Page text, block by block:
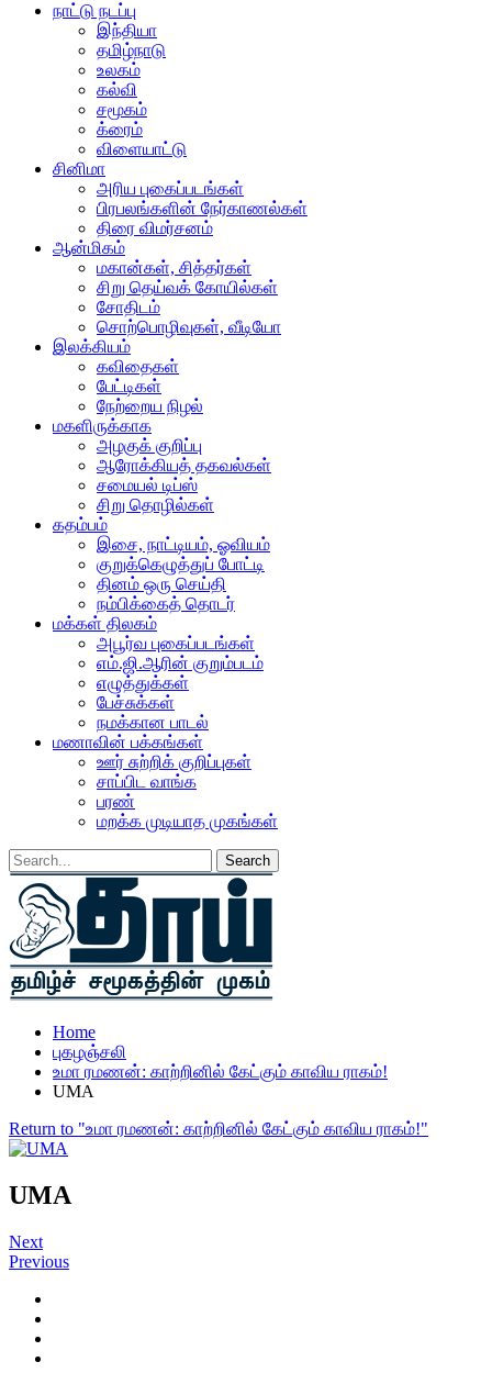
நாட்டு நடப்பு
இந்தியா
தமிழ்நாடு
உலகம்
கல்வி
சமூகம்
க்ரைம்
விளையாட்டு
சினிமா
அரிய புகைப்படங்கள்
பிரபலங்களின் நேர்காணல்கள்
திரை விமர்சனம்
ஆன்மிகம்
மகான்கள், சித்தர்கள்
சிறு தெய்வக் கோயில்கள்
சோதிடம்
சொற்பொழிவுகள், வீடியோ
இலக்கியம்
கவிதைகள்
பேட்டிகள்
நேற்றைய நிழல்
மகளிருக்காக
அழகுக் குறிப்பு
ஆரோக்கியத் தகவல்கள்
சமையல் டிப்ஸ்
சிறு தொழில்கள்
கதம்பம்
இசை, நாட்டியம், ஓவியம்
குறுக்கெழுத்துப் போட்டி
தினம் ஒரு செய்தி
நம்பிக்கைத் தொடர்
மக்கள் திலகம்
அபூர்வ புகைப்படங்கள்
எம்.ஜி.ஆரின் குறும்படம்
எழுத்துக்கள்
பேச்சுக்கள்
நமக்கான பாடல்
மணாவின் பக்கங்கள்
ஊர் சுற்றிக் குறிப்புகள்
சாப்பிட வாங்க
பரண்
மறக்க முடியாத முகங்கள்
Home
புகழஞ்சலி
உமா ரமணன்: காற்றினில் கேட்கும் காவிய ராகம்!
UMA
Return to "உமா ரமணன்: காற்றினில் கேட்கும் காவிய ராகம்!"
UMA
Next
Previous